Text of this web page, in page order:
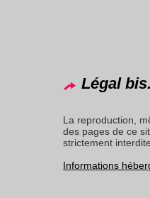
Légal
La reproduction,
des pages de ce
strictement interdite.
Informations